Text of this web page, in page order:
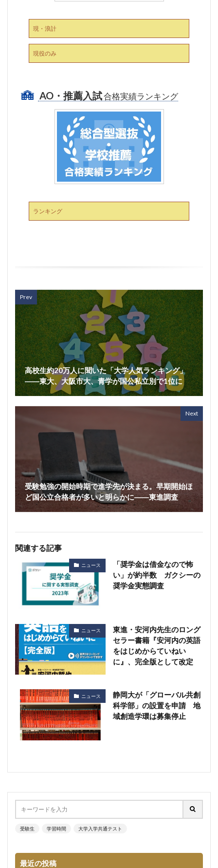
現・浪計
現役のみ
AO・推薦入試合格実績ランキング
ランキング
Prev
高校生約20万人に聞いた「大学人気ランキング」
――東大、大阪市大、青学が国公私立別で1位に
Next
受験勉強の開始時期で進学先が決まる。早期開始ほ
ど国公立合格者が多いと明らかに――東進調査
関連する記事
ニュース
「奨学金は借金なので怖
い」が約半数 ガクシーの
奨学金実態調査
ニュース
東進・安河内先生のロング
セラー書籍『安河内の英語
をはじめからていねい
に』、完全版として改定
ニュース
静岡大が「グローバル共創
科学部」の設置を申請 地
域創造学環は募集停止
受験生 学習時間 大学入学共通テスト
最近の投稿